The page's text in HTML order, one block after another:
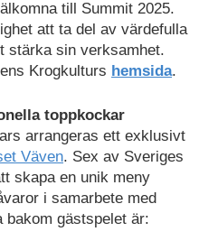
till Summit 2025.
att ta del av värdefulla
stärka sin verksamhet.
Krogkulturs hemsida.
toppkockar
arrangeras ett exklusivt
Väven. Sex av Sveriges
skapa en unik meny
i samarbete med
bakom gästspelet är: